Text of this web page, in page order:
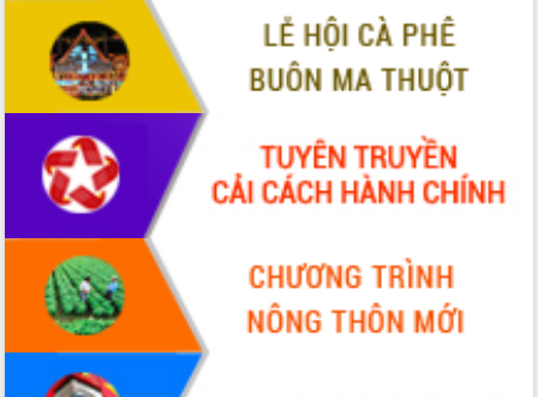
Kết nối tour, đẩy mạnh chuyển đổi số
để phát triển du lịch Đắk Lắk
Khởi động Dự án Đầu tư xây dựng hạ
tầng kỹ thuật Cụm công nghiệp Tân
Tiến
Gặp mặt các cơ quan báo chí nhân Kỷ
niệm 101 năm Ngày Báo chí Cách
mạng Việt Nam
Đắk Lắk sơ kết 4 năm triển khai thực
hiện Đề án 06 của Chính phủ
Họp báo thông tin về Hội nghị Công bố
Quy hoạch và Xúc tiến đầu tư tỉnh Đắk
Khơi thông điểm nghẽn, đẩy nhanh
giải ngân vốn khắc phục thiên tai